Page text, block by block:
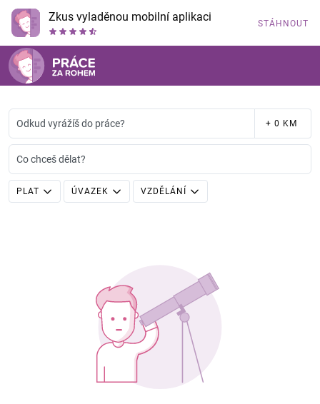
Zkus vyladěnou mobilní aplikaci STÁHNOUT
Odkud vyrážíš do práce? + 0 KM
Co chceš dělat?
PLAT ÚVAZEK VZDĚLÁNÍ